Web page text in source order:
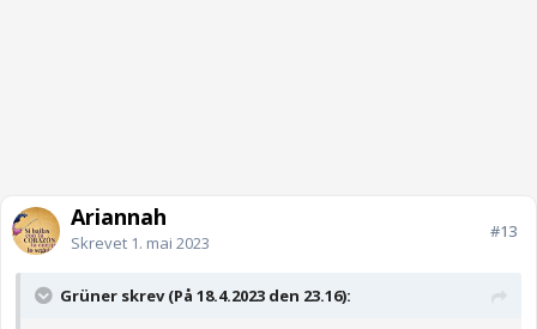
Ariannah
Skrevet 1. mai 2023
#13
Grüner skrev (På 18.4.2023 den 23.16):